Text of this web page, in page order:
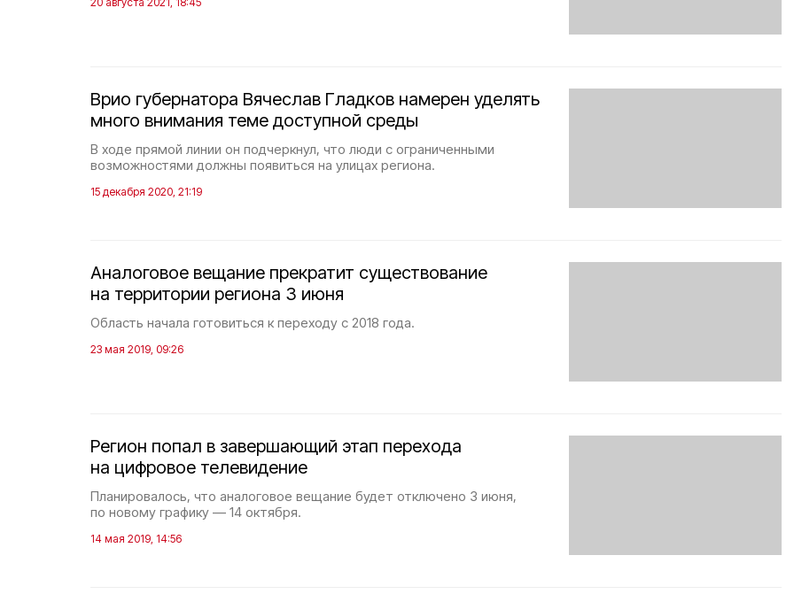
Врио губернатора Вячеслав Гладков намерен уделять
много внимания теме доступной среды
В ходе прямой линии он подчеркнул, что люди с ограниченными
возможностями должны появиться на улицах региона.
15 декабря 2020, 21:19
Аналоговое вещание прекратит существование
на территории региона 3 июня
Область начала готовиться к переходу с 2018 года.
23 мая 2019, 09:26
Регион попал в завершающий этап перехода
на цифровое телевидение
Планировалось, что аналоговое вещание будет отключено 3 июня,
по новому графику — 14 октября.
14 мая 2019, 14:56